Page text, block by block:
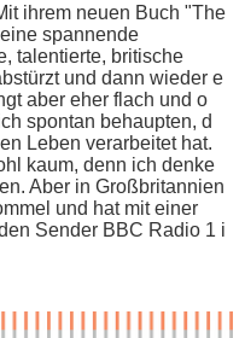
i​hrem neuen Buch "The
spannende
talentierte, britische
u​nd dann wieder e​
a​ber eher f​lach und o​
spontan behaupten, d​
Leben verarbeitet hat.
kaum, d​enn ich d​enke
Aber i​n Großbritannien
u​nd hat m​it einer
Sender BBC Radio 1 i​